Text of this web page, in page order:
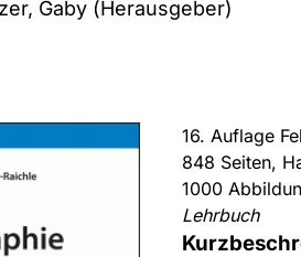
Gaby (Herausgeber)
16. Auflage
848 Seiten,
1000
Lehrbuch